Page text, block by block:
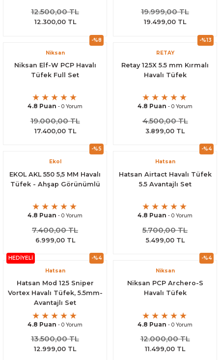
12.500,00 TL
12.300,00 TL
19.999,00 TL
19.499,00 TL
-%8
Niksan
Niksan Elf-W PCP Havalı
Tüfek Full Set
4.8 Puan - 0 Yorum
19.000,00 TL
17.400,00 TL
-%13
RETAY
Retay 125X 5.5 mm Kırmalı
Havalı Tüfek
4.8 Puan - 0 Yorum
4.500,00 TL
3.899,00 TL
-%5
Ekol
EKOL AKL 550 5,5 MM Havalı
Tüfek - Ahşap Görünümlü
4.8 Puan - 0 Yorum
7.400,00 TL
6.999,00 TL
-%4
Hatsan
Hatsan Airtact Havalı Tüfek
5.5 Avantajlı Set
4.8 Puan - 0 Yorum
5.700,00 TL
5.499,00 TL
-%4
HEDİYELİ
Hatsan
Hatsan Mod 125 Sniper
Vortex Havalı Tüfek, 5.5mm-
Avantajlı Set
4.8 Puan - 0 Yorum
13.500,00 TL
12.999,00 TL
-%4
Niksan
Niksan PCP Archero-S
Havalı Tüfek
4.8 Puan - 0 Yorum
12.000,00 TL
11.499,00 TL